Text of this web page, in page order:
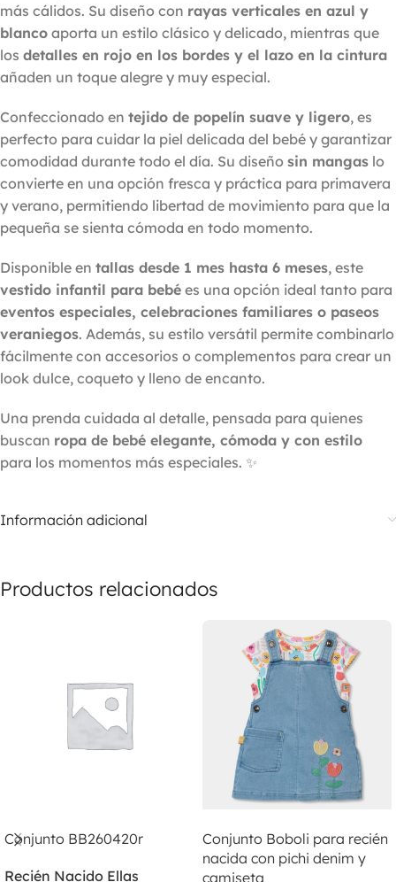
más cálidos. Su diseño con rayas verticales en azul y
blanco aporta un estilo clásico y delicado, mientras que
los detalles en rojo en los bordes y el lazo en la cintura
añaden un toque alegre y muy especial.
Confeccionado en tejido de popelín suave y ligero, es
perfecto para cuidar la piel delicada del bebé y garantizar
comodidad durante todo el día. Su diseño sin mangas lo
convierte en una opción fresca y práctica para primavera
y verano, permitiendo libertad de movimiento para que la
pequeña se sienta cómoda en todo momento.
Disponible en tallas desde 1 mes hasta 6 meses, este
vestido infantil para bebé es una opción ideal tanto para
eventos especiales, celebraciones familiares o paseos
veraniegos. Además, su estilo versátil permite combinarlo
fácilmente con accesorios o complementos para crear un
look dulce, coqueto y lleno de encanto.
Una prenda cuidada al detalle, pensada para quienes
buscan ropa de bebé elegante, cómoda y con estilo
para los momentos más especiales. ✨
Información adicional
Productos relacionados
Conjunto BB260420r
Recién Nacido Ellas
Conjunto Boboli para recién
nacida con pichi denim y
camiseta